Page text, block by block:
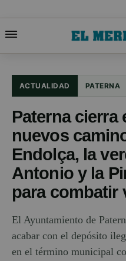
ACTUALIDAD PATERNA
Paterna cierra
nuevos
Endolça, la
Antonio y la
para combatir
El Ayuntamiento de
acabar con el depósito
en el término municipal